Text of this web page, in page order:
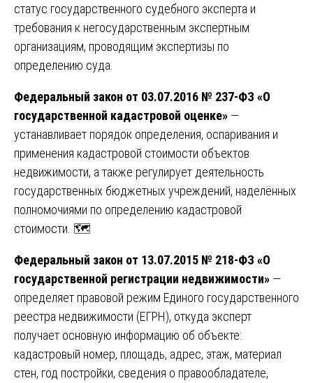
статус государственного судебного эксперта и
требования к негосударственным экспертным
организациям, проводящим экспертизы по
определению суда.
Федеральный закон от 03.07.2016 № 237-ФЗ «О
государственной кадастровой оценке» —
устанавливает порядок определения, оспаривания и
применения кадастровой стоимости объектов
недвижимости, а также регулирует деятельность
государственных бюджетных учреждений, наделённых
полномочиями по определению кадастровой
стоимости. 🗺️
Федеральный закон от 13.07.2015 № 218-ФЗ «О
государственной регистрации недвижимости» —
определяет правовой режим Единого государственного
реестра недвижимости (ЕГРН), откуда эксперт
получает основную информацию об объекте:
кадастровый номер, площадь, адрес, этаж, материал
стен, год постройки, сведения о правообладателе,